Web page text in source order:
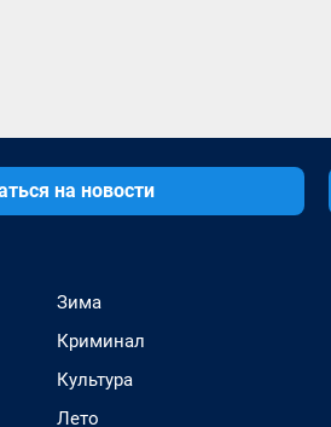
на новости
Зима
Криминал
Культура
Лето